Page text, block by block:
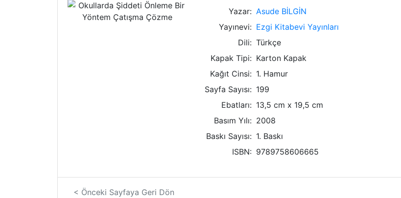
Yazar: Asude BİLGİN
Yayınevi: Ezgi Kitabevi Yayınları
Dili: Türkçe
Kapak Tipi: Karton Kapak
Kağıt Cinsi: 1. Hamur
Sayfa Sayısı: 199
Ebatları: 13,5 cm x 19,5 cm
Basım Yılı: 2008
Baskı Sayısı: 1. Baskı
ISBN: 9789758606665
< Önceki Sayfaya Geri Dön